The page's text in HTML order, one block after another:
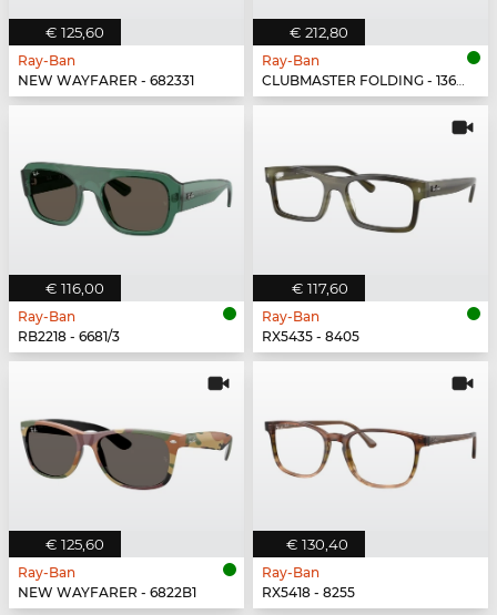
€ 125,60
Ray-Ban
NEW WAYFARER - 682331
€ 212,80
Ray-Ban
CLUBMASTER FOLDING - 136885
€ 116,00
Ray-Ban
RB2218 - 6681/3
€ 117,60
Ray-Ban
RX5435 - 8405
€ 125,60
Ray-Ban
NEW WAYFARER - 6822B1
€ 130,40
Ray-Ban
RX5418 - 8255